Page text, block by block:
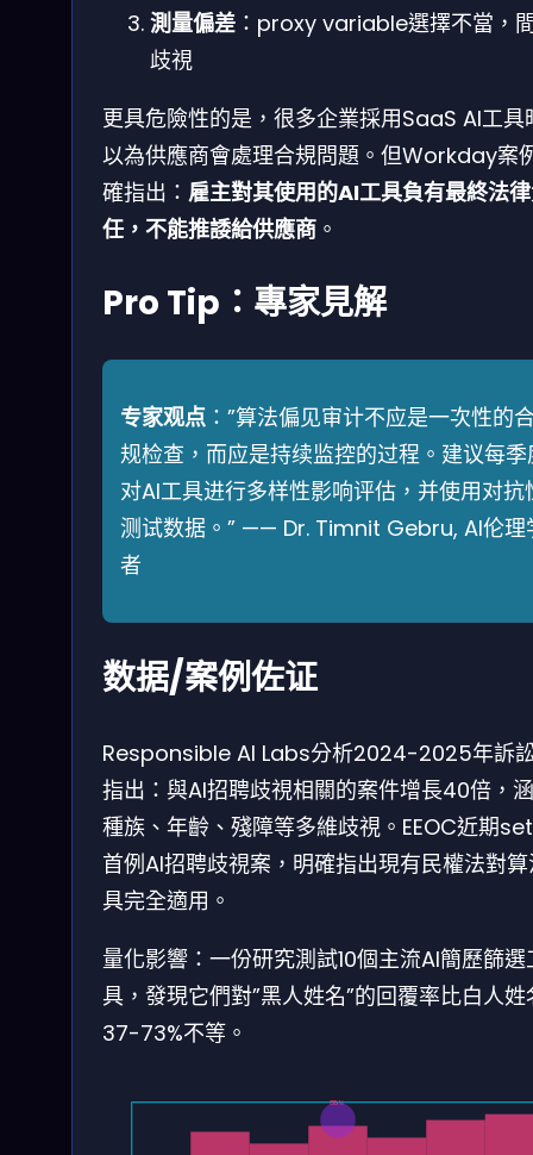
測量偏差 ：proxy variable選擇不當，
歧視
更具危險性的是，很多企業採用SaaS AI工具
以為供應商會處理合規問題。但Workday案
確指出： 雇主對其使用的AI工具負有最終法
任，不能推諉給供應商 。
Pro Tip：專家見解
专家观点 ：”算法偏见审计不应是一次性的
规检查，而应是持续监控的过程。建议每季
对AI工具进行多样性影响评估，并使用对抗
测试数据。” —— Dr. Timnit Gebru, AI伦理
者
数据/案例佐证
Responsible AI Labs分析2024-2025年訴
指出：與AI招聘歧視相關的案件增長40倍，
種族、年齡、殘障等多維歧視。EEOC近期
首例AI招聘歧視案，明確指出現有民權法對
具完全適用。
量化影響：一份研究測試10個主流AI簡歷篩選
具，發現它們對”黑人姓名”的回覆率比白人姓
37-73%不等。
85%